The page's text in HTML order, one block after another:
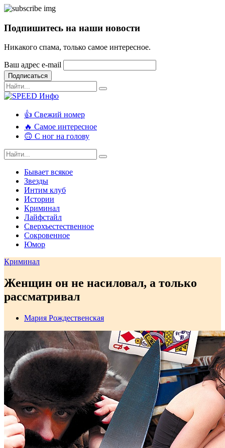
Подпишитесь на наши новости
Никакого спама, только самое интересное.
Ваш адрес e-mail
Подписаться
👍 Свежий номер
🔥 Самое интересное
🙃 С ног на голову
Бывает всякое
Звезды
Интим клуб
Истории
Криминал
Лайфстайл
Сверхъестественное
Сокровенное
Юмор
Криминал
Женщин он не насиловал, а только
рассматривал
Мария Рождественская